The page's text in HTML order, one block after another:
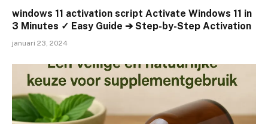
windows 11 activation script Activate Windows 11 in
3 Minutes ✓ Easy Guide ➔ Step-by-Step Activation
januari 23, 2024